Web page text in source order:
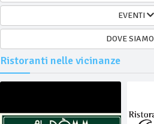
EVENTI
DOVE SIAMO
Ristoranti nelle vicinanze